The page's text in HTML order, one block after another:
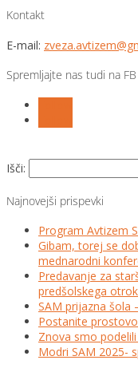
Kontakt
E-mail:
Spremljajte nas tudi na FB
Išči:
Najnovejši prispevki
Program Avtizem
Gibam, torej se
mednarodni
Predavanje za
predšolskega
SAM prijazna šola
Postanite
Znova smo
Modri SAM 2025-